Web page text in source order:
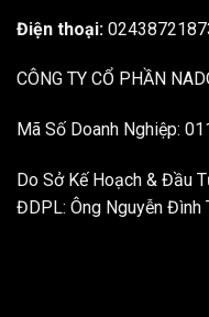
Điện thoại:
CÔNG TY CỔ PHẦN
Mã Số Doanh Nghiệp:
Do Sở Kế Hoạch & Đầu
ĐDPL: Ông Nguyễn Đình